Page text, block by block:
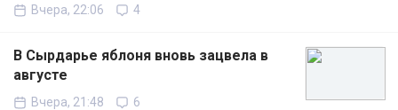
Вчера, 22:06 4
В Сырдарье яблоня вновь зацвела в
августе
Вчера, 21:48 6